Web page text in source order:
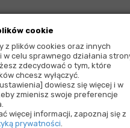
cookie
z plików cookies oraz innych
w celu sprawnego działania
zdecydować o tym, które
chcesz wyłączyć.
dowiesz się więcej i w
zmienisz swoje preferencje
więcej informacji, zapoznaj się z
prywatności.
Rekcin
Sp. z o.o. sp.k.
1
Rekcin